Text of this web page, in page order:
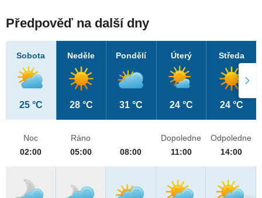
Předpověď na další dny
Sobota
25 °C
Neděle
28 °C
Pondělí
31 °C
Úterý
24 °C
Středa
24 °C
Noc
02:00
Ráno
05:00
08:00
Dopoledne
11:00
Odpoledne
14:00